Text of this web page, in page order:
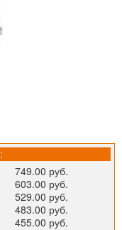
749.00 руб.
603.00 руб.
529.00 руб.
483.00 руб.
455.00 руб.